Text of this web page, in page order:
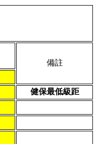
備註
健保最低級距